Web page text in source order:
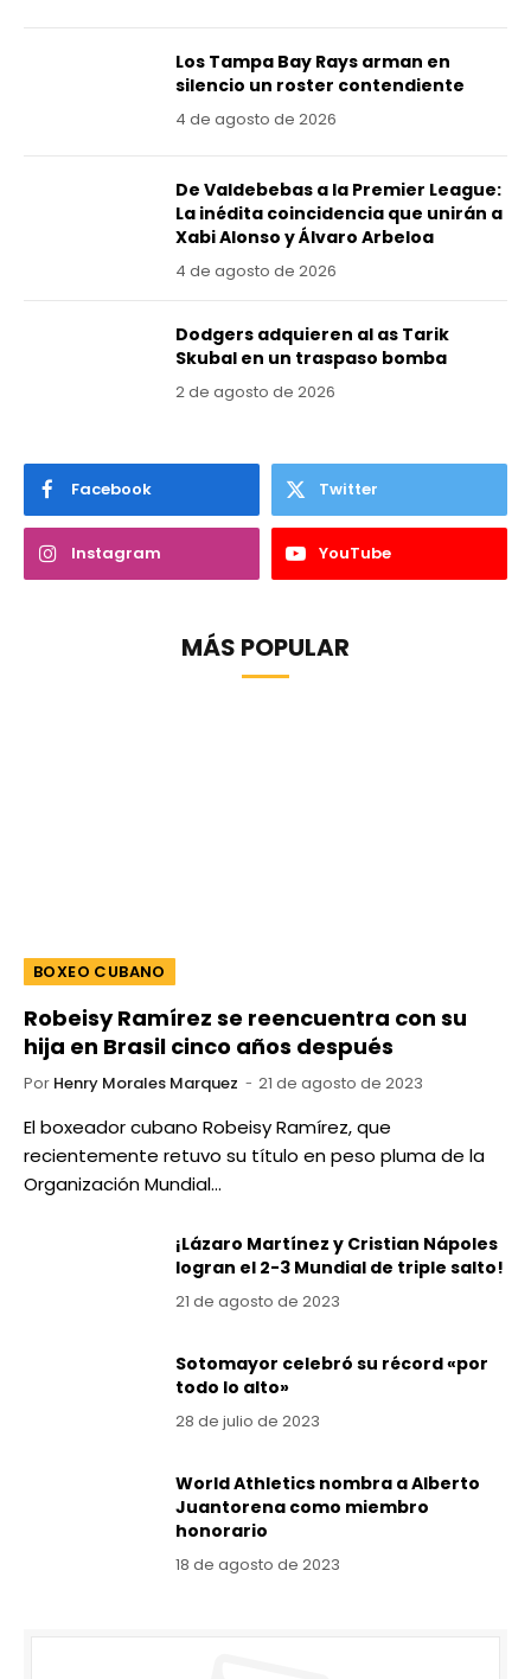
Los Tampa Bay Rays arman en
silencio un roster contendiente
4 de agosto de 2026
De Valdebebas a la Premier League:
La inédita coincidencia que unirán a
Xabi Alonso y Álvaro Arbeloa
4 de agosto de 2026
Dodgers adquieren al as Tarik
Skubal en un traspaso bomba
2 de agosto de 2026
Facebook Twitter
Instagram YouTube
MÁS POPULAR
BOXEO CUBANO
Robeisy Ramírez se reencuentra con su
hija en Brasil cinco años después
Por Henry Morales Marquez 21 de agosto de 2023
El boxeador cubano Robeisy Ramírez, que
recientemente retuvo su título en peso pluma de la
Organización Mundial…
¡Lázaro Martínez y Cristian Nápoles
logran el 2-3 Mundial de triple salto!
21 de agosto de 2023
Sotomayor celebró su récord «por
todo lo alto»
28 de julio de 2023
World Athletics nombra a Alberto
Juantorena como miembro
honorario
18 de agosto de 2023